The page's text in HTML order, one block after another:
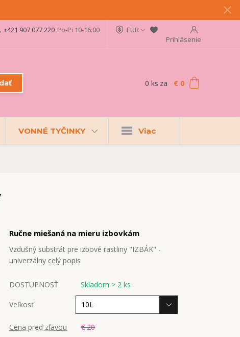
EUR
Prihlásenie
+421 907 077 220 Po-Pi 10-16:00
0 ks za € 0
VONNÉ TYČINKY Viac
Ručne miešaná na mieru izbovkám
Vzdušný substrát pre izbové rastliny "IZBÁK" -
univerzálny celý popis
DOSTUPNOSŤ Skladom > 2 ks
Veľkosť
Cena pred zľavou € 20